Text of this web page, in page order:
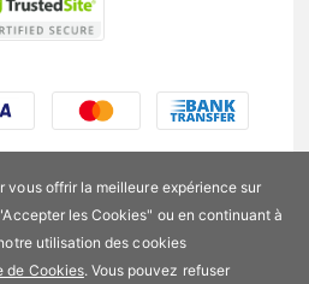
vous offrir la meilleure expérience sur
les Cookies" ou en continuant à
utilisation des cookies
de Cookies. Vous pouvez refuser